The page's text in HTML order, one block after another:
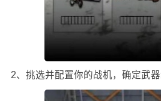
2、挑选并配置你的战机，确定武器